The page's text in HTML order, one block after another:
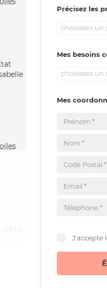
Précisez les
choisissez un
Mes besoins
choisissez un
Mes
J'accepte